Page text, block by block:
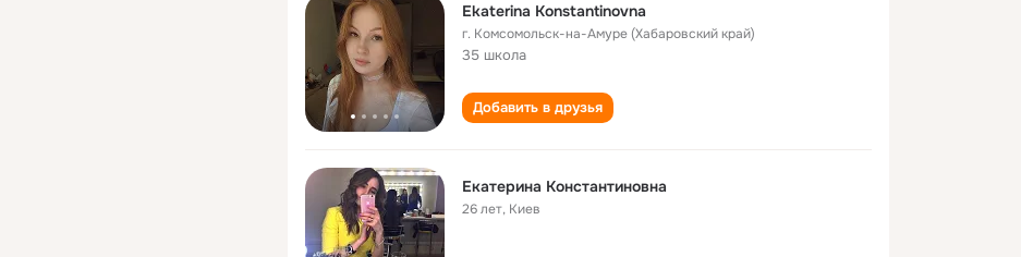
Ekaterina Konstantinovna
г. Комсомольск-на-Амуре (Хабаровский край)
35 школа
Добавить в друзья
Екатерина Константиновна
26 лет, Киев